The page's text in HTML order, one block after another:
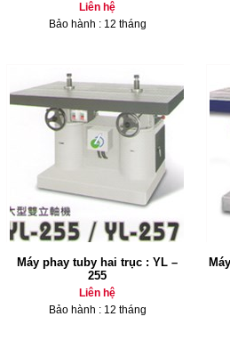
Liên hệ
Bảo hành : 12 tháng
Máy phay tuby hai trục : YL –
255
Liên hệ
Bảo hành : 12 tháng